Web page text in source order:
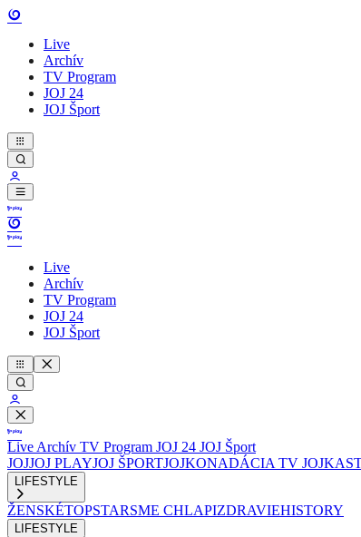
Live
Archív
TV Program
JOJ 24
JOJ Šport
Live
Archív
TV Program
JOJ 24
JOJ Šport
Live Archív TV Program JOJ 24 JOJ Šport
JOJJOJ PLAYJOJ ŠPORTJOJKONADÁCIA TV JOJ
LIFESTYLE
ŽENSKÉTOPSTARSME CHLAPIZDRAVIEHISTORY
LIFESTYLE